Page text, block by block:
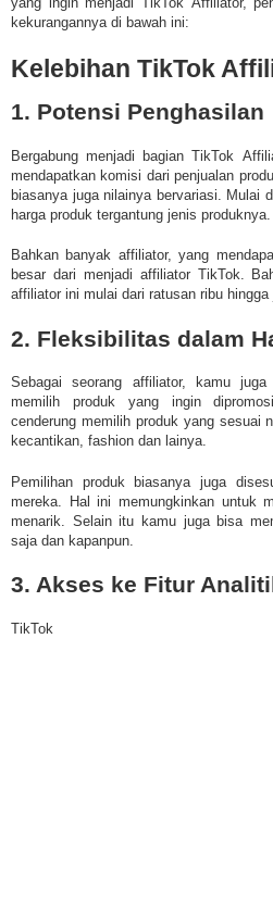
kekurangannya di bawah ini:
Kelebihan TikTok
1. Potensi Penghasilan
Bergabung menjadi bagianTikTok
mendapatkan komisi dari penjualan
biasanya juga nilainya bervariasi. Mulai
harga produk tergantung jenis produknya.
Bahkan banyak affiliator, yang
besar dari menjadi affiliator TikTok.
affiliator ini mulai dari ratusan ribu hingga
2. Fleksibilitas dalam
Sebagai seorang affiliator, kamu juga
memilih produk yang ingin
cenderung memilih produk yang sesuai
kecantikan, fashion dan lainya.
Pemilihan produk biasanya juga
mereka. Hal ini memungkinkan untuk
menarik. Selain itu kamu juga bisa
saja dan kapanpun.
3. Akses ke Fitur
TikTok